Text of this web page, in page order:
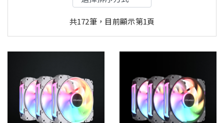
共172筆，目前顯示第1頁